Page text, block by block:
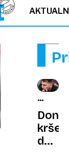
NOVICE